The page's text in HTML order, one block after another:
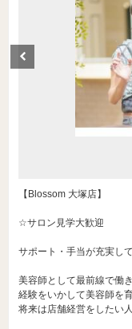
【Blossom 大塚店】
☆サロン見学大歓迎
サポート・手当が充実し
美容師として最前線で働
経験をいかして美容師を
将来は店舗経営をしたい人